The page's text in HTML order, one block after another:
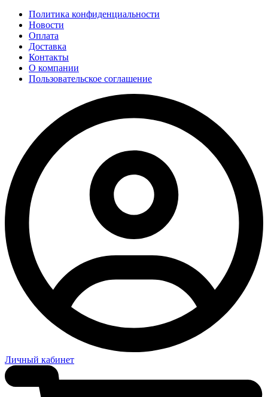
Политика конфиденциальности
Новости
Оплата
Доставка
Контакты
О компании
Пользовательское соглашение
Личный кабинет